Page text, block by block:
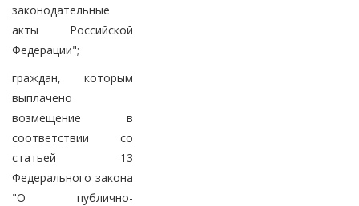
законодательные
акты Российской
Федерации";
граждан, которым
выплачено
возмещение в
соответствии со
статьей 13
Федерального закона
"О публично-